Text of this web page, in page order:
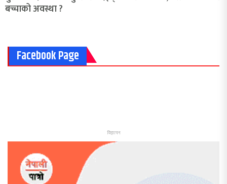
बच्चाको अवस्था ?
Facebook Page
विज्ञापन